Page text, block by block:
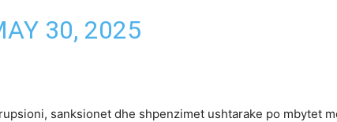
30, 2025
sanksionet dhe shpenzimet ushtarake po mbytet